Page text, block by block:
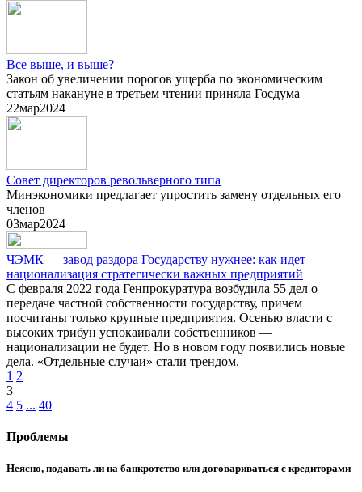
Все выше, и выше?
Закон об увеличении порогов ущерба по экономическим
статьям накануне в третьем чтении приняла Госдума
22мар2024
Совет директоров револьверного типа
Минэкономики предлагает упростить замену отдельных его
членов
03мар2024
ЧЭМК — завод раздора Государству нужнее: как идет
национализация стратегически важных предприятий
С февраля 2022 года Генпрокуратура возбудила 55 дел о
передаче частной собственности государству, причем
посчитаны только крупные предприятия. Осенью власти с
высоких трибун успокаивали собственников —
национализации не будет. Но в новом году появились новые
дела. «Отдельные случаи» стали трендом.
1 2
3
4 5 ... 40
Проблемы
Неясно, подавать ли на банкротство или договариваться с кредиторами